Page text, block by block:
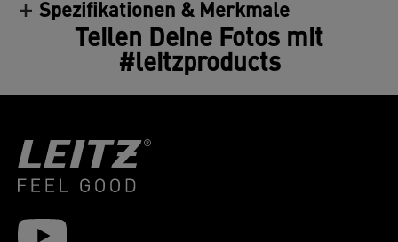
Spezifikationen & Merkmale
Teilen Deine Fotos mit
#leitzproducts